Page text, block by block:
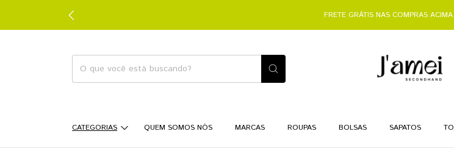
FRETE GRÁTIS NAS COMPRAS
CATEGORIAS QUEM SOMOS NÓS MARCAS ROUPAS BOLSAS SAPATOS